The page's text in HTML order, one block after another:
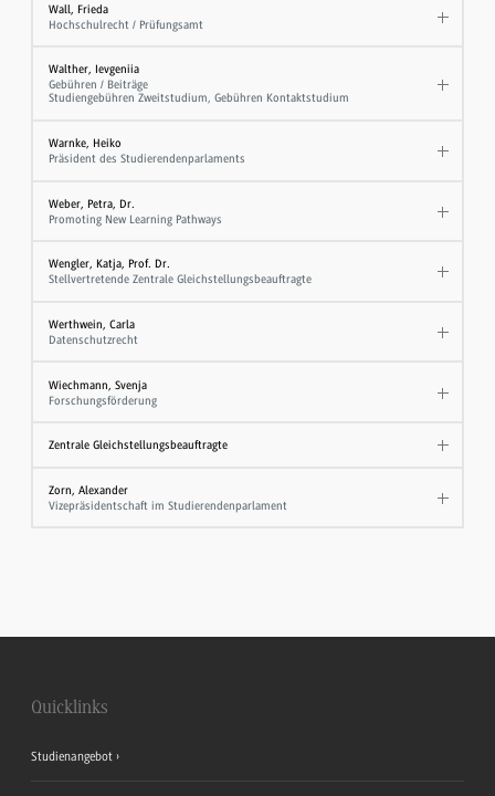
Wall, Frieda
Hochschulrecht / Prüfungsamt
Walther, Ievgeniia
Gebühren / Beiträge
Studiengebühren Zweitstudium, Gebühren Kontaktstudium
Warnke, Heiko
Präsident des Studierendenparlaments
Weber, Petra, Dr.
Promoting New Learning Pathways
Wengler, Katja, Prof. Dr.
Stellvertretende Zentrale Gleichstellungsbeauftragte
Werthwein, Carla
Datenschutzrecht
Wiechmann, Svenja
Forschungsförderung
Zentrale Gleichstellungsbeauftragte
Zorn, Alexander
Vizepräsidentschaft im Studierendenparlament
Quicklinks
Studienangebot